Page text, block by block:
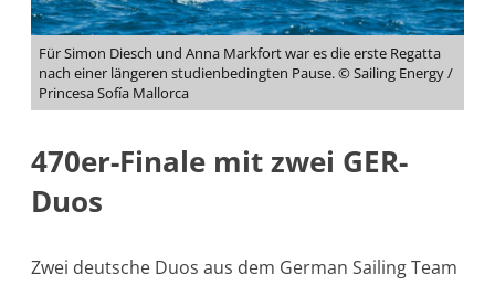
Für Simon Diesch und Anna Markfort war es die erste Regatta
nach einer längeren studienbedingten Pause. © Sailing Energy /
Princesa Sofía Mallorca
470er-Finale mit zwei GER-
Duos
Zwei deutsche Duos aus dem German Sailing Team